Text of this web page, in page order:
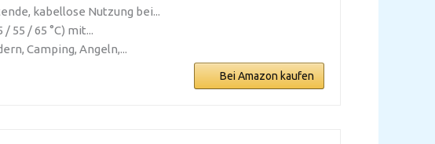
kabellose Nutzung bei...
55 / 65 °C) mit...
Camping, Angeln,...
Bei Amazon kaufen